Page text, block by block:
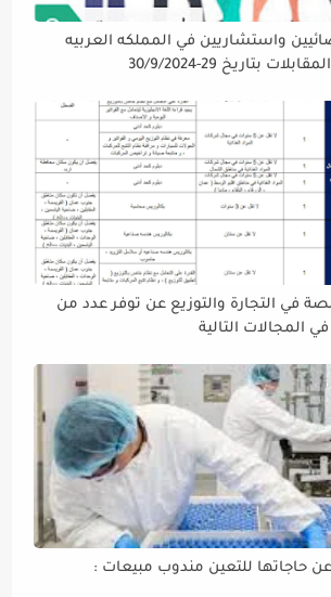
واستشاريين في المملكه العربيه
بتاريخ 29-30/9/2024
في التجارة والتوزيع عن توفر عدد من
المجالات التالية
حاجاتها للتعين مندوب مبيعات :